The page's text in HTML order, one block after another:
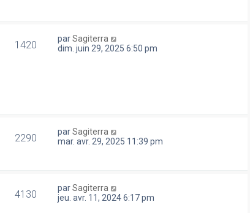
1420 parSagiterra
dim. juin 29, 2025 6:50 pm
2290 parSagiterra
mar. avr. 29, 2025 11:39 pm
4130 parSagiterra
jeu. avr. 11, 2024 6:17 pm